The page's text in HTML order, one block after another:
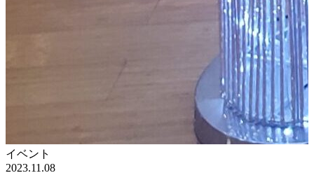
イベント
2023.11.08